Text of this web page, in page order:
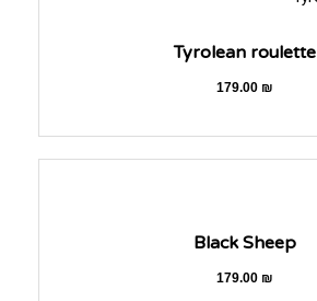
Tyrolean roulette
179.00₪
Black Sheep
179.00₪